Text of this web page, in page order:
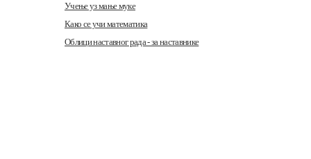
Учење уз мање муке
Како се учи математика
Облици наставног рада - за наставнике